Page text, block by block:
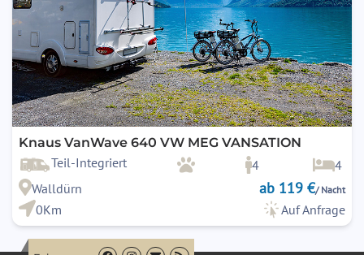
Knaus VanWave 640 VW MEG VANSATION
Teil-Integriert 4
4
Walldürn
ab 119 €/ Nacht
0Km Auf Anfrage